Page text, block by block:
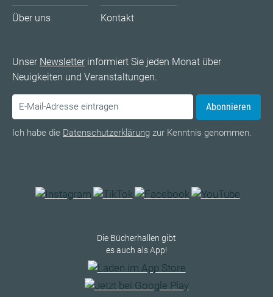
Über uns Kontakt
Unser Newsletterinformiert Sie jeden Monat über
Neuigkeiten und Veranstaltungen.
Abonnieren
Ich habe die Datenschutzerklärung zur Kenntnis genommen.
Die Bücherhallen gibt
es auch als App!